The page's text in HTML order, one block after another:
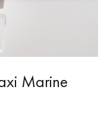
Marine